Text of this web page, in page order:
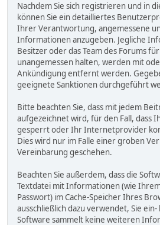
Nachdem Sie sich registrieren und in
können Sie ein detailliertes
Ihrer Verantwortung, angemessene
Informationen anzugeben. Jegliche
Besitzer oder das Team des Forums
unangemessen halten, werden mit
Ankündigung entfernt werden.
geeignete Sanktionen durchgeführt
Bitte beachten Sie, dass mit jedem
aufgezeichnet wird, für den Fall, dass
gesperrt oder Ihr Internetprovider
Dies wird nur im Falle einer groben
Vereinbarung geschehen.
Beachten Sie außerdem, dass die
Textdatei mit Informationen (wie
Passwort) im Cache-Speicher Ihres
ausschließlich dazu verwendet, Sie ein-
Software sammelt keine weiteren